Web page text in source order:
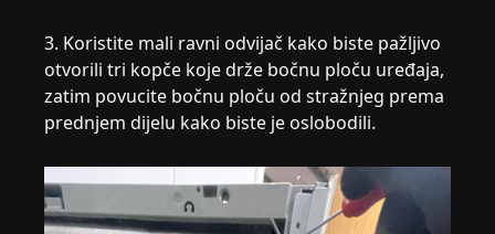
3. Koristite mali ravni odvijač kako biste pažljivo
otvorili tri kopče koje drže bočnu ploču uređaja,
zatim povucite bočnu ploču od stražnjeg prema
prednjem dijelu kako biste je oslobodili.